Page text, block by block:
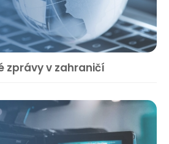
zprávy v zahraničí